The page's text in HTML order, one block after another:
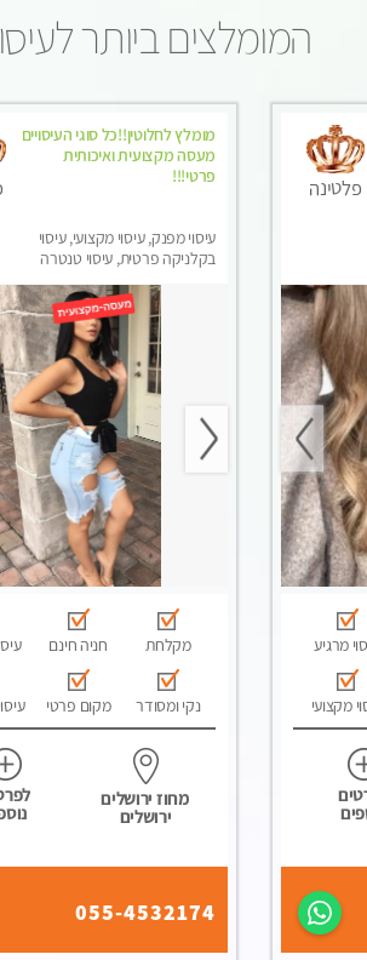
המומלצים ביותר
פלטינה
מרגיע
מקצועי
מומלץ לחלוטין!!כל סוגי העיסויים
מעסה מקצועית ואיכותית
פרטי!!!
עיסוי מפנק, עיסוי מקצועי, עיסוי
בקלניקה פרטית, עיסוי טנטרה
מקלחת חניה חינם
נקי ומסודר מקום פרטי
מחוז ירושלים
ירושלים
055-4532174